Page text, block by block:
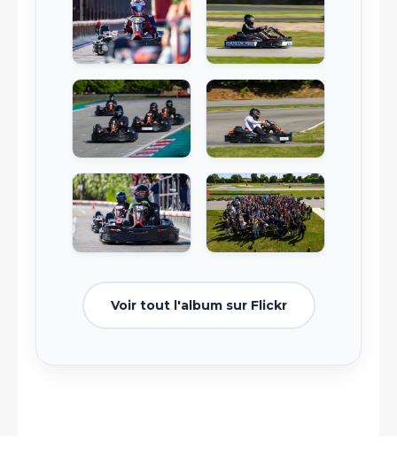
Voir tout l'album sur Flickr